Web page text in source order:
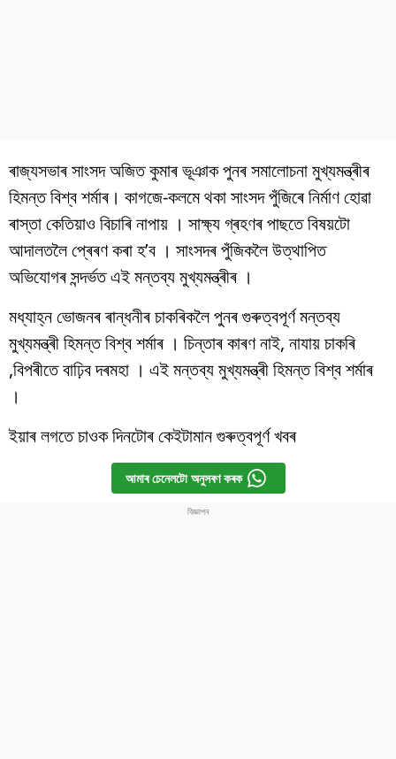
ৰাজ্যসভাৰ সাংসদ অজিত কুমাৰ ভূঞাক পুনৰ সমালোচনা মুখ্যমন্ত্ৰীৰ
হিমন্ত বিশ্ব শৰ্মাৰ। কাগজে-কলমে থকা সাংসদ পুঁজিৰে নিৰ্মাণ হোৱা
ৰাস্তা কেতিয়াও বিচাৰি নাপায় । সাক্ষ্য গ্ৰহণৰ পাছতে বিষয়টো
আদালতলৈ প্ৰেৰণ কৰা হ’ব । সাংসদৰ পুঁজিকলৈ উত্থাপিত
অভিযোগৰ সন্দৰ্ভত এই মন্তব্য মুখ্যমন্ত্ৰীৰ ।
মধ্যাহ্ন ভোজনৰ ৰান্ধনীৰ চাকৰিকলৈ পুনৰ গুৰুত্বপূৰ্ণ মন্তব্য
মুখ্যমন্ত্ৰী হিমন্ত বিশ্ব শৰ্মাৰ । চিন্তাৰ কাৰণ নাই, নাযায় চাকৰি
,বিপৰীতে বাঢ়িব দৰমহা । এই মন্তব্য মুখ্যমন্ত্ৰী হিমন্ত বিশ্ব শৰ্মাৰ
।
ইয়াৰ লগতে চাওক দিনটোৰ কেইটামান গুৰুত্বপূৰ্ণ খবৰ
আমাৰ চেনেলটো অনুসৰণ কৰক